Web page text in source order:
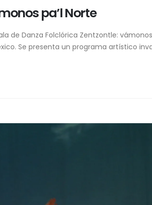
pa’l Norte
de Danza Folclórica Zentzontle:
Se presenta un programa artístico